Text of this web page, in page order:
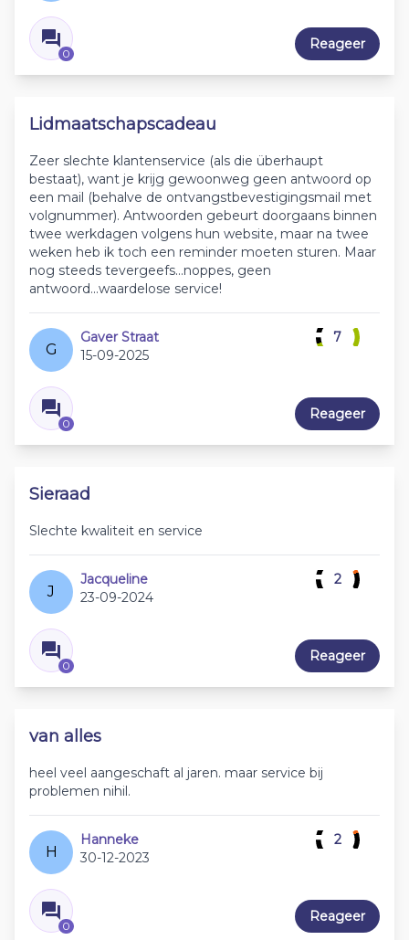
0
Reageer
Lidmaatschapscadeau
Zeer slechte klantenservice (als die überhaupt
bestaat), want je krijg gewoonweg geen antwoord op
een mail (behalve de ontvangstbevestigingsmail met
volgnummer). Antwoorden gebeurt doorgaans binnen
twee werkdagen volgens hun website, maar na twee
weken heb ik toch een reminder moeten sturen. Maar
nog steeds tevergeefs...noppes, geen
antwoord...waardelose service!
G
Gaver Straat
15-09-2025
0
7
Reageer
Sieraad
Slechte kwaliteit en service
J
Jacqueline
23-09-2024
0
2
Reageer
van alles
heel veel aangeschaft al jaren. maar service bij
problemen nihil.
H
Hanneke
30-12-2023
0
2
Reageer